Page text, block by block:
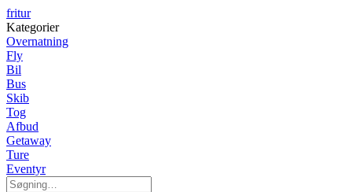
fritur
Kategorier
Overnatning
Fly
Bil
Bus
Skib
Tog
Afbud
Getaway
Ture
Eventyr